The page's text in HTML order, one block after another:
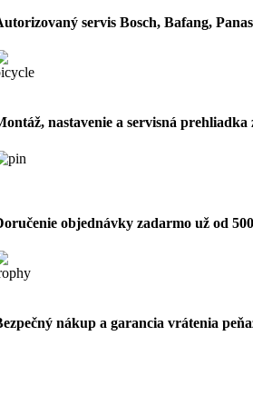
servis Bosch, Bafang,
nastavenie a servisná prehliadka
objednávky zadarmo už od
nákup a garancia vrátenia